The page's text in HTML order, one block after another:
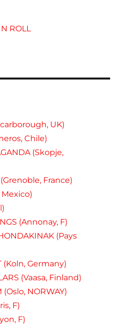
ROLL
UK)
Chile)
(Skopje,
France)
(Annonay, F)
(Pays
(Koln, Germany)
(Vaasa, Finland)
(Oslo, NORWAY)
F)
F)